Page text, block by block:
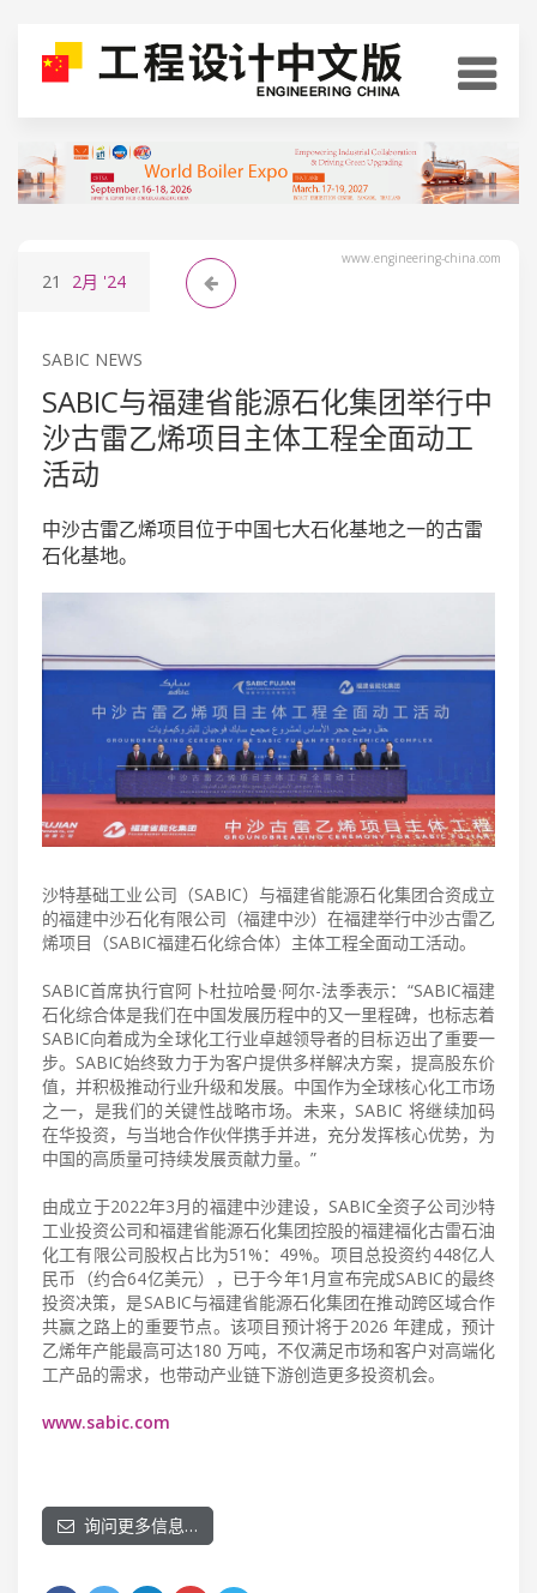
www.engineering-china.com
21 2月 '24
SABIC NEWS
SABIC与福建省能源石化集团举行中
沙古雷乙烯项目主体工程全面动工
活动
中沙古雷乙烯项目位于中国七大石化基地之一的古雷
石化基地。
沙特基础工业公司（SABIC）与福建省能源石化集团合资成立
的福建中沙石化有限公司（福建中沙）在福建举行中沙古雷乙
烯项目（SABIC福建石化综合体）主体工程全面动工活动。
SABIC首席执行官阿卜杜拉哈曼·阿尔-法季表示：“SABIC福建
石化综合体是我们在中国发展历程中的又一里程碑，也标志着
SABIC向着成为全球化工行业卓越领导者的目标迈出了重要一
步。SABIC始终致力于为客户提供多样解决方案，提高股东价
值，并积极推动行业升级和发展。中国作为全球核心化工市场
之一，是我们的关键性战略市场。未来，SABIC 将继续加码
在华投资，与当地合作伙伴携手并进，充分发挥核心优势，为
中国的高质量可持续发展贡献力量。”
由成立于2022年3月的福建中沙建设，SABIC全资子公司沙特
工业投资公司和福建省能源石化集团控股的福建福化古雷石油
化工有限公司股权占比为51%：49%。项目总投资约448亿人
民币（约合64亿美元），已于今年1月宣布完成SABIC的最终
投资决策，是SABIC与福建省能源石化集团在推动跨区域合作
共赢之路上的重要节点。该项目预计将于2026 年建成，预计
乙烯年产能最高可达180 万吨，不仅满足市场和客户对高端化
工产品的需求，也带动产业链下游创造更多投资机会。
www.sabic.com
询问更多信息…